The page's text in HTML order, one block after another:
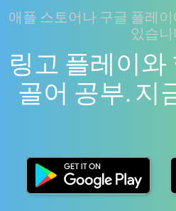
애플 스토어나 구글 플레
있습
링고 플레이와
골어 공부. 지